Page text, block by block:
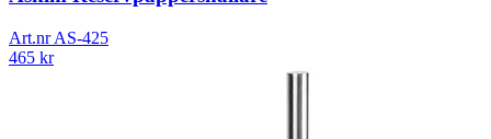
Art.nrAS-425
465 kr